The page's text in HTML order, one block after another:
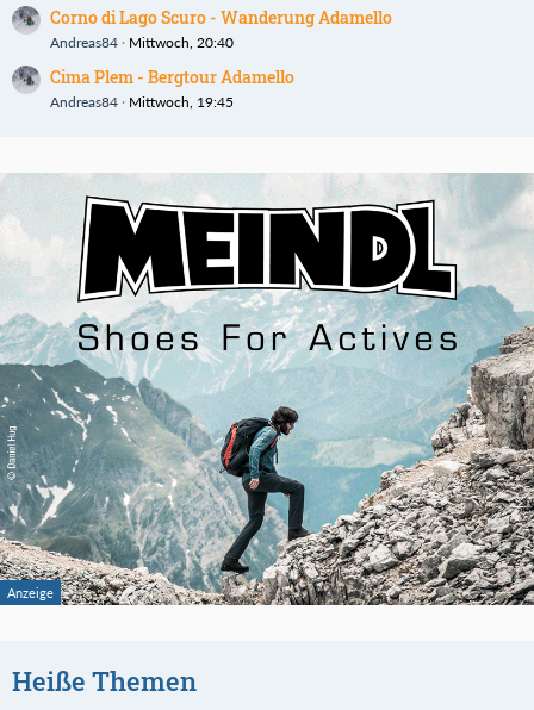
Corno di Lago Scuro - Wanderung Adamello
Andreas84 Mittwoch, 20:40
Cima Plem - Bergtour Adamello
Andreas84 Mittwoch, 19:45
Heiße Themen